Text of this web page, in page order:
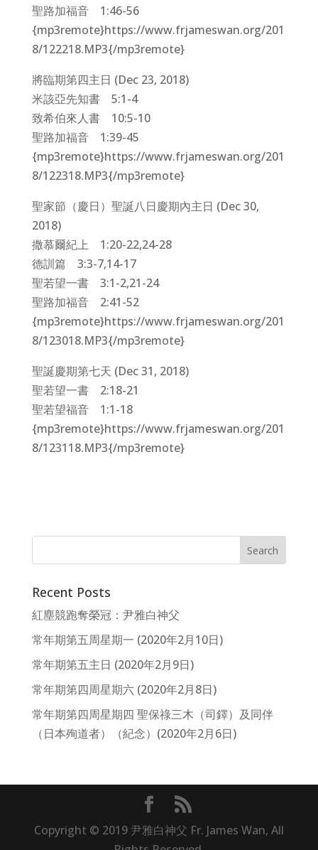
聖路加福音 1:46-56
{mp3remote}https://www.frjameswan.org/201
8/122218.MP3{/mp3remote}
將臨期第四主日 (Dec 23, 2018)
米該亞先知書 5:1-4
致希伯來人書 10:5-10
聖路加福音 1:39-45
{mp3remote}https://www.frjameswan.org/201
8/122318.MP3{/mp3remote}
聖家節（慶日）聖誕八日慶期內主日 (Dec 30,
2018)
撒慕爾紀上 1:20-22,24-28
德訓篇 3:3-7,14-17
聖若望一書 3:1-2,21-24
聖路加福音 2:41-52
{mp3remote}https://www.frjameswan.org/201
8/123018.MP3{/mp3remote}
聖誕慶期第七天 (Dec 31, 2018)
聖若望一書 2:18-21
聖若望福音 1:1-18
{mp3remote}https://www.frjameswan.org/201
8/123118.MP3{/mp3remote}
Recent Posts
紅塵競跑奪榮冠：尹雅白神父
常年期第五周星期一 (2020年2月10日)
常年期第五主日 (2020年2月9日)
常年期第四周星期六 (2020年2月8日)
常年期第四周星期四 聖保祿三木（司鐸）及同伴
（日本殉道者）（紀念）(2020年2月6日)
Copyright © 2019 尹雅白神父 Fr. James Wan, All